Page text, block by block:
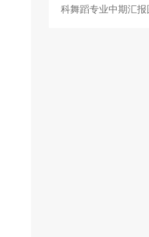
科舞蹈专业中期汇